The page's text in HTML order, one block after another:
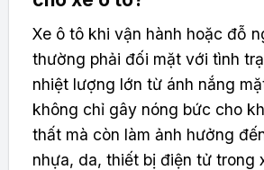
Xe ô tô khi vận hành hoặc đỗ
thường phải đối mặt với tình
nhiệt lượng lớn từ ánh nắng
không chỉ gây nóng bức cho
thất mà còn làm ảnh hưởng
nhựa, da, thiết bị điện tử trong